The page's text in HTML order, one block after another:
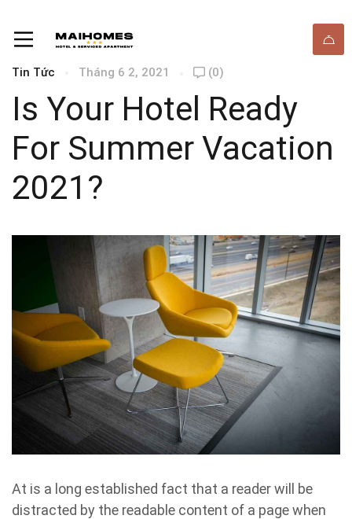
Tin Tức Tháng 6 2, 2021 (0)
Is Your Hotel Ready
For Summer Vacation
2021?
At is a long established fact that a reader will be
distracted by the readable content of a page when